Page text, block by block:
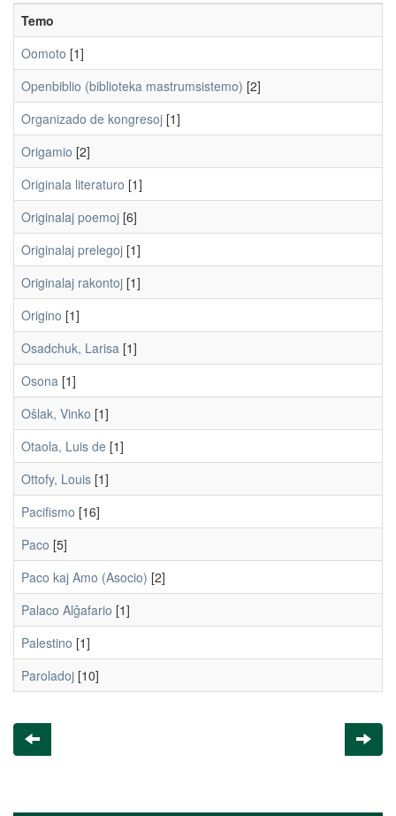
Temo
Oomoto [1]
Openbiblio (biblioteka mastrumsistemo) [2]
Organizado de kongresoj [1]
Origamio [2]
Originala literaturo [1]
Originalaj poemoj [6]
Originalaj prelegoj [1]
Originalaj rakontoj [1]
Origino [1]
Osadchuk, Larisa [1]
Osona [1]
Ošlak, Vinko [1]
Otaola, Luis de [1]
Ottofy, Louis [1]
Pacifismo [16]
Paco [5]
Paco kaj Amo (Asocio) [2]
Palaco Alĝafario [1]
Palestino [1]
Paroladoj [10]